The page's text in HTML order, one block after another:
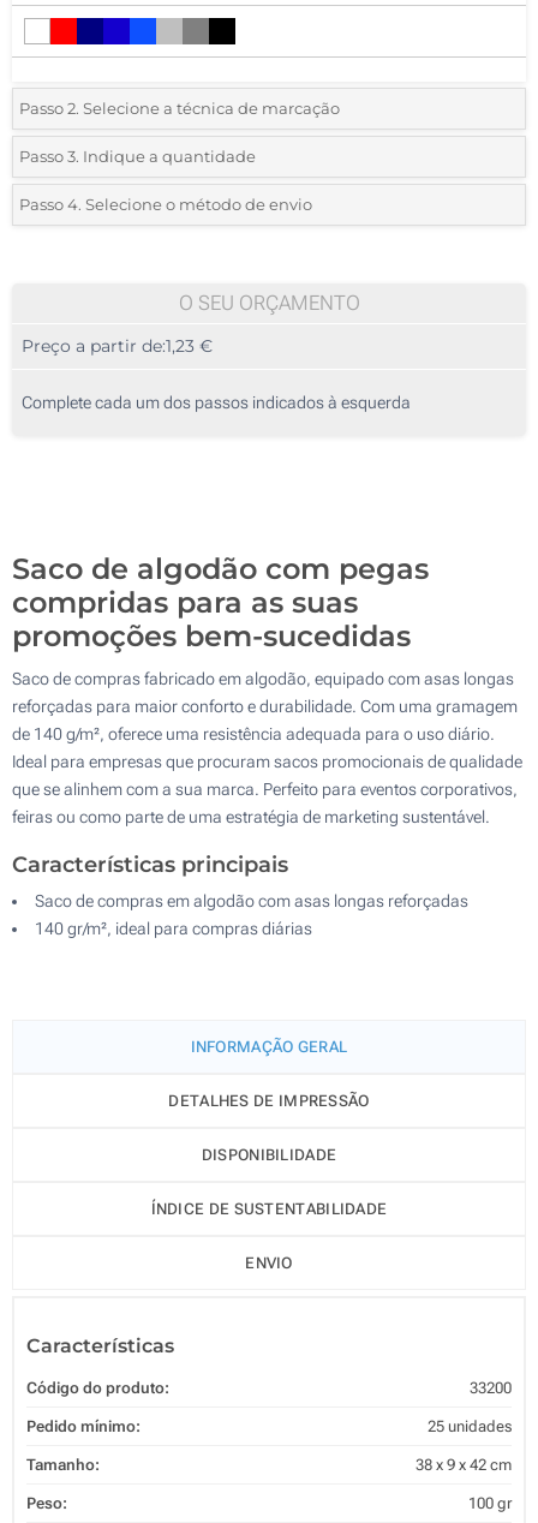
Passo 2. Selecione a técnica de marcação
*Selecione o tipo de marcação e as cores do logotipo:
1 Cor (Num lado)
Passo 3. Indique a quantidade
*Quantidade mínima:25
50
125
Passo 4. Selecione o método de envio
O SEU ORÇAMENTO
Preço a partir de:1,23 €
Complete cada um dos passos indicados à esquerda
Saco de algodão com pegas
compridas para as suas
promoções bem-sucedidas
Saco de compras fabricado em algodão, equipado com asas longas
reforçadas para maior conforto e durabilidade. Com uma gramagem
de 140 g/m², oferece uma resistência adequada para o uso diário.
Ideal para empresas que procuram sacos promocionais de qualidade
que se alinhem com a sua marca. Perfeito para eventos corporativos,
feiras ou como parte de uma estratégia de marketing sustentável.
Características principais
Saco de compras em algodão com asas longas reforçadas
140 gr/m², ideal para compras diárias
INFORMAÇÃO GERAL
DETALHES DE IMPRESSÃO
DISPONIBILIDADE
ÍNDICE DE SUSTENTABILIDADE
ENVIO
Características
Código do produto: 33200
Pedido mínimo: 25 unidades
Tamanho: 38 x 9 x 42 cm
Peso: 100 gr